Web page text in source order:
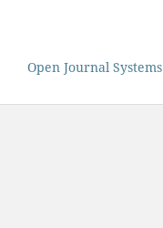
Open Journal Systems